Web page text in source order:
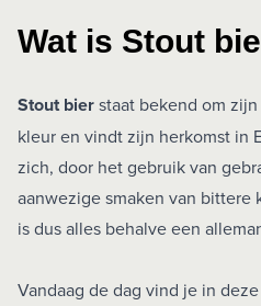
Wat is Stout
Stout bierstaat bekend om
kleur en vindt zijn herkomst in
zich, door het gebruik van
aanwezige smaken van bittere
is dus alles behalve een
Vandaag de dag vind je in